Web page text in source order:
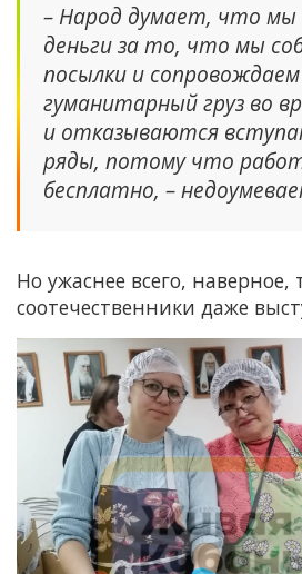
– Народ думает, что мы
деньги за то, что мы
посылки и сопровождаем
гуманитарный груз во
и отказываются
ряды, потому что
бесплатно, –
Но ужаснее всего, наверное,
соотечественники даже